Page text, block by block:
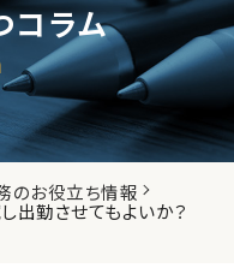
コラム
のお役立ち情報
出勤させてもよいか？